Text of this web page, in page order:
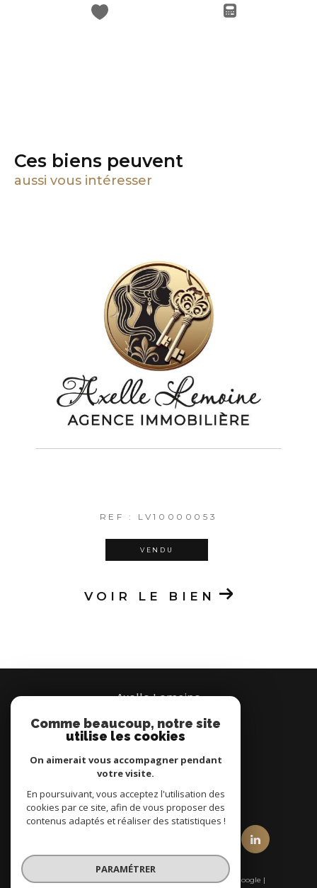
Ces biens peuvent
aussi vous intéresser
REF : LV10000053
VENDU
VOIR LE BIEN
Axelle Lemoine
07 66 95 37 00
nous suivre sur
© 2026 | Tous droits réservés | Traduction powered by Google |
Comme beaucoup, notre site
utilise les cookies
On aimerait vous accompagner pendant
votre visite.
En poursuivant, vous acceptez l'utilisation des
cookies par ce site, afin de vous proposer des
contenus adaptés et réaliser des statistiques !
PARAMÉTRER